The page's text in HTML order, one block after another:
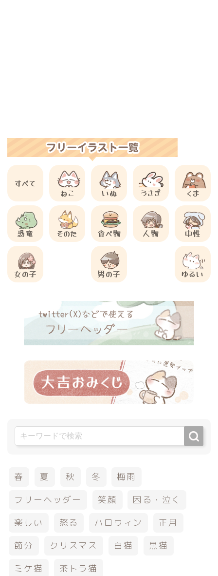
すべて
ねこ
いぬ うさぎ くま
恐竜 そのた 食べ物 人物 中性
女の子 男の子 ゆるい
春 夏 秋 冬
梅雨
フリーヘッダー
笑顔
困る・泣く
楽しい
怒る ハロウィン
正月
節分
クリスマス 白猫
黒猫
ミケ猫
茶トラ猫